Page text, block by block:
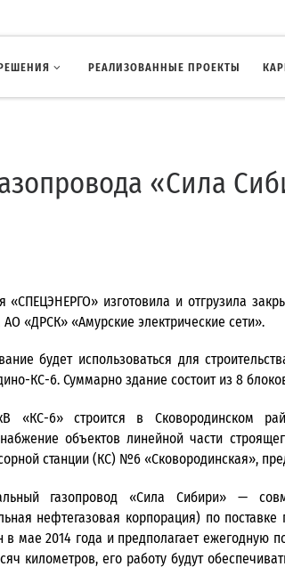
РЕАЛИЗОВАННЫЕ ПРОЕКТЫ
«Сила
«СПЕЦЭНЕРГО» изготовила и отгрузила
«ДРСК» «Амурские электрические сети».
будет использоваться для
КС-6. Суммарно здание состоит из 8
«КС-6» строится в Сковородинском
объектов линейной части
станции (КС) №6 «Сковородинская»,
газопровод «Сила Сибири» —
нефтегазовая корпорация) по
в мае 2014 года и предполагает ежегодную
километров, его работу будут